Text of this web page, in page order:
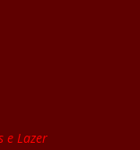
e Lazer